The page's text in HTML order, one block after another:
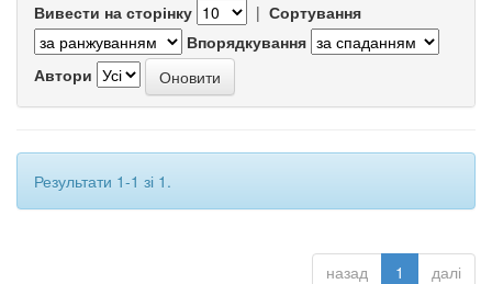
Вивести на сторінку | Сортування
Впорядкування
Автори
Результати 1-1 зі 1.
назад 1 далі